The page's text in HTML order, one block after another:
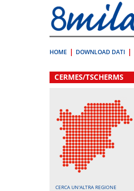
direttamente
a:
Contenuto
HOME DOWNLOAD DATI
.
CERMES/TSCHERMS
CERCA UN'ALTRA REGIONE